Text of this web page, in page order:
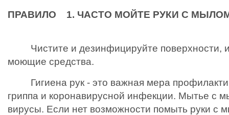
ПРАВИЛО 1. ЧАСТО МОЙТЕ РУКИ С
Чистите и дезинфицируйте поверхности,
моющие средства.
Гигиена рук - это важная мера
гриппа и коронавирусной инфекции. Мытье с
вирусы. Если нет возможности помыть руки с